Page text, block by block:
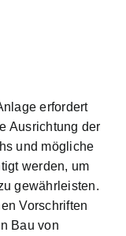
erfordert
Ausrichtung der
und mögliche
werden, um
gewährleisten.
Vorschriften
Bau von